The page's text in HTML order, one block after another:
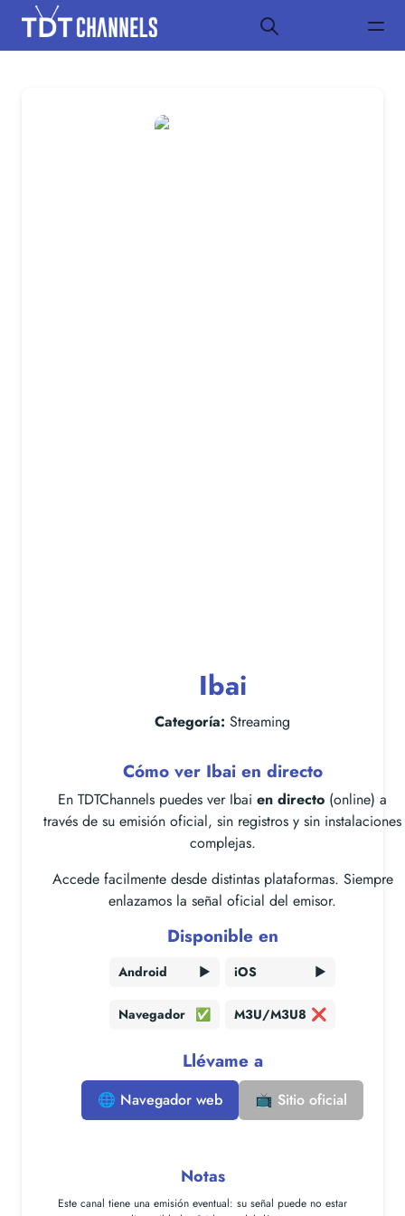
Ibai
Categoría: Streaming
Cómo ver Ibai en directo
En TDTChannels puedes ver Ibai en directo (online) a
través de su emisión oficial, sin registros y sin instalaciones
complejas.
Accede facilmente desde distintas plataformas. Siempre
enlazamos la señal oficial del emisor.
Disponible en
Android ▶️ iOS ▶️
Navegador ✅ M3U/M3U8 ❌
Llévame a
🌐 Navegador web 📺 Sitio oficial
Notas
Este canal tiene una emisión eventual: su señal puede no estar